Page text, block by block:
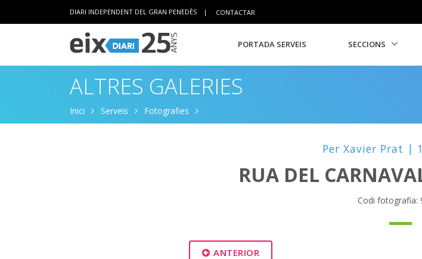
DIARI INDEPENDENT DEL GRAN PENEDÈS | CONTACTAR
PORTADA SERVEIS SECCIONS
ALTRES GALERIES
Inici Serveis Fotografies
Per Xavier Prat |
RUA DEL
Codi fotografia:
ANTERIOR